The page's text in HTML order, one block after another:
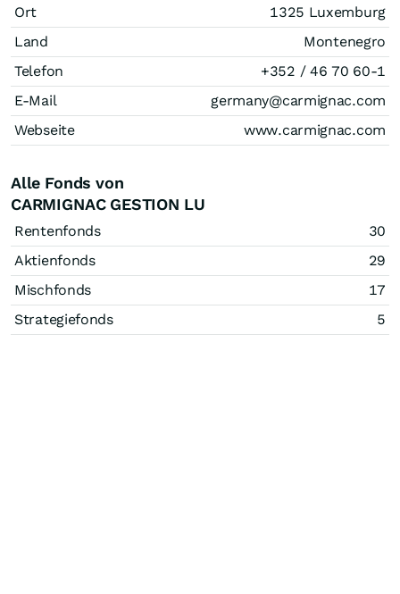
Ort
1325 Luxemburg
Land
Montenegro
Telefon
+352 / 46 70 60-1
E-Mail
germany@carmignac.com
Webseite
www.carmignac.com
Alle Fonds von
CARMIGNAC GESTION LU
Rentenfonds
30
Aktienfonds
29
Mischfonds
17
Strategiefonds
5